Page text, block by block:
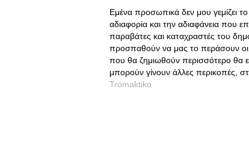
Εμένα προσωπικά δεν μου γεμίζει
αδιαφορία και την αδιαφάνεια που
παραβάτες και καταχραστές του
προσπαθούν να μας το περάσουν οι
που θα ζημιωθούν περισσότερο θα
μπορούν γίνουν άλλες περικοπές,
Tromaktiko